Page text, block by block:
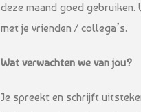
deze maand goed
met je vrienden / collega’s.
Wat verwachten we van jou?
Je spreekt en schrijft